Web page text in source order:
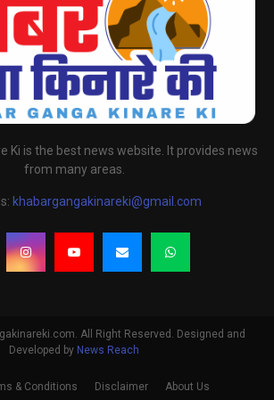
Ki is the best news website. It provides news
from many areas.
khabargangakinareki@gmail.com
All Right Reserved. Designed and
Developed by News Reach
& Conditions Disclaimer About Us